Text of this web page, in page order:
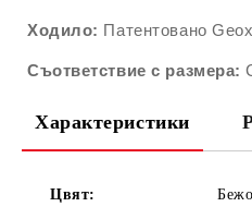
Ходило: Патентовано
Съответствие с размера:
Характеристики
Цвят: